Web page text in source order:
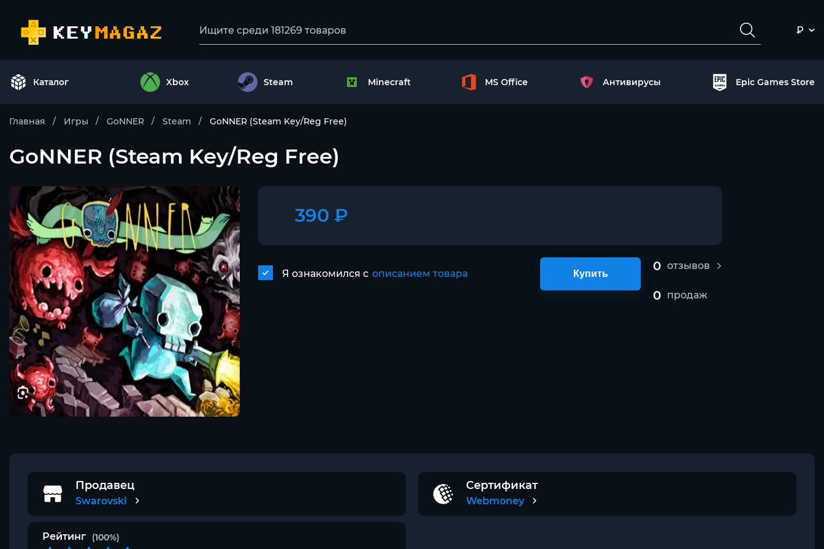
₽
Каталог Xbox Steam Minecraft MS Office Антивирусы Epic Games Store
Главная Игры GoNNER Steam GoNNER (Steam Key/Reg Free)
GoNNER (Steam Key/Reg Free)
390 ₽
Я ознакомился с описанием товара Купить
0 отзывов
0 продаж
Продавец
Swarovski
Сертификат
Webmoney
Рейтинг (100%)